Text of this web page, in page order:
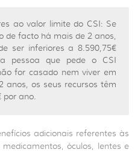
ao valor limite do CSI: Se
de facto há mais de 2 anos,
ser inferiores a 8.590,75€
pessoa que pede o CSI
for casado nem viver em
anos, os seus recursos têm
por ano.
adicionais referentes às
óculos, lentes e